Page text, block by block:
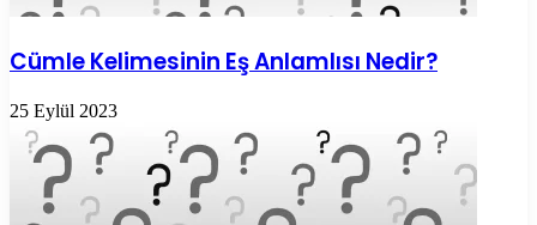
Cümle Kelimesinin Eş Anlamlısı Nedir?
25 Eylül 2023